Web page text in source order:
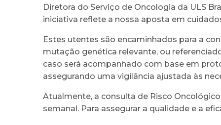
Diretora do Serviço de Oncologia da ULS
iniciativa reflete a nossa aposta em
Estes utentes são encaminhados para a
mutação genética relevante, ou
caso será acompanhado com base em
assegurando uma vigilância ajustada às
Atualmente, a consulta de Risco
semanal. Para assegurar a qualidade e a